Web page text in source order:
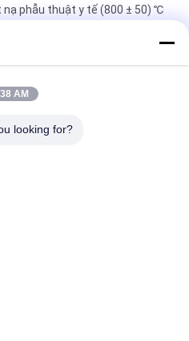
phẫu thuật y tế (800 ± 50) ℃
chảy tan chảy MFR MVR
D1238
lượng mặt trời của ngọn lửa &
AM
looking for?